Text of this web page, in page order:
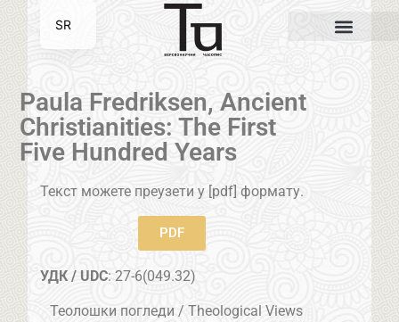
Paula Fredriksen, Ancient
Christianities: The First
Five Hundred Years
Текст можете преузети у [pdf] формату.
PDF
УДК / UDC: 27-6(049.32)
Теолошки погледи / Theological Views
SR
EN